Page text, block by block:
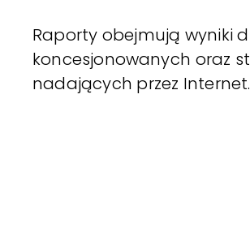
Raporty obejmują wyniki
koncesjonowanych oraz
nadających przez Internet.